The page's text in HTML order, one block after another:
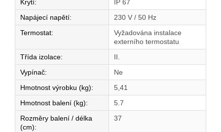
Krytí:
IP 67
Napájecí napětí:
230 V / 50 Hz
Termostat:
Vyžadována instalace
externího termostatu
Třída izolace:
II.
Vypínač:
Ne
Hmotnost výrobku (kg):
5,41
Hmotnost balení (kg):
5.7
Rozměry balení / délka
(cm):
37